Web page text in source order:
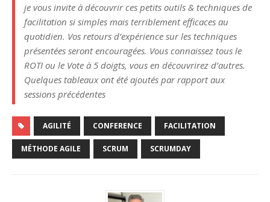
je vous invite à découvrir ces petits outils & techniques de
facilitation si simples mais terriblement efficaces au
quotidien. Vos retours d’expérience sur les techniques
présentées seront encouragées. Vous connaissez tous le
ROTI ou le Vote à 5 doigts, vous en découvrirez d’autres.
Quelques tableaux ont été ajoutés par rapport aux
sessions précédentes
AGILITÉ CONFERENCE FACILITATION
MÉTHODE AGILE SCRUM SCRUMDAY